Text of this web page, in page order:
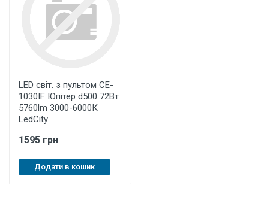
LED світ. з пультом CE-
1030IF Юпітер d500 72Вт
5760lm 3000-6000К
LedCity
1595 грн
Додати в кошик